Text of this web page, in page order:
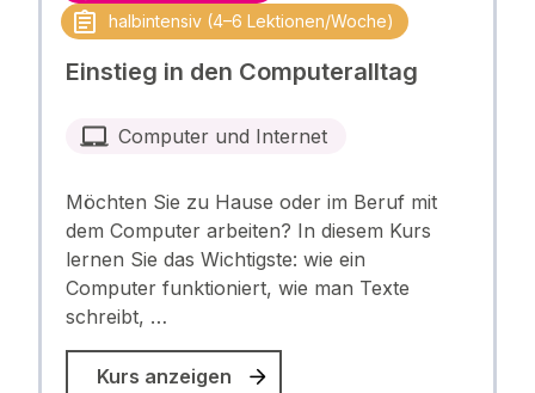
halbintensiv (4–6 Lektionen/Woche)
Einstieg in den Computeralltag
Computer und Internet
Möchten Sie zu Hause oder im Beruf mit
dem Computer arbeiten? In diesem Kurs
lernen Sie das Wichtigste: wie ein
Computer funktioniert, wie man Texte
schreibt, …
Kurs anzeigen